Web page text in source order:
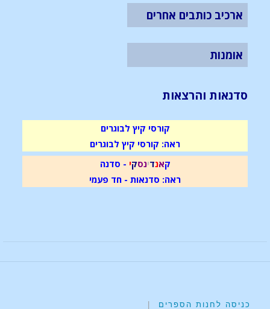
ארכיב כותבים אחרים
אומנות
סדנאות והרצאות
קורסי קיץ לבוגרים
ראה: קורסי קיץ לבוגרים
קאנדינסקי - סדנה
ראה: סדנאות - חד פעמי
כניסה לחנות הספרים |